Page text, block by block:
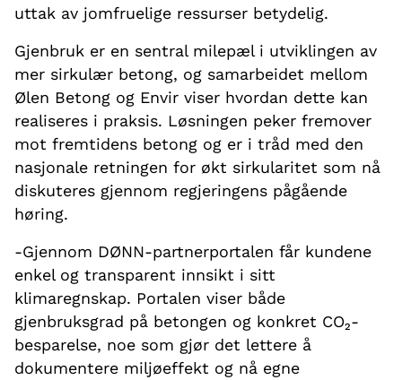
uttak av jomfruelige ressurser betydelig.
Gjenbruk er en sentral milepæl i utviklingen av
mer sirkulær betong, og samarbeidet mellom
Ølen Betong og Envir viser hvordan dette kan
realiseres i praksis. Løsningen peker fremover
mot fremtidens betong og er i tråd med den
nasjonale retningen for økt sirkularitet som nå
diskuteres gjennom regjeringens pågående
høring.
-Gjennom DØNN-partnerportalen får kundene
enkel og transparent innsikt i sitt
klimaregnskap. Portalen viser både
gjenbruksgrad på betongen og konkret CO₂-
besparelse, noe som gjør det lettere å
dokumentere miljøeffekt og nå egne